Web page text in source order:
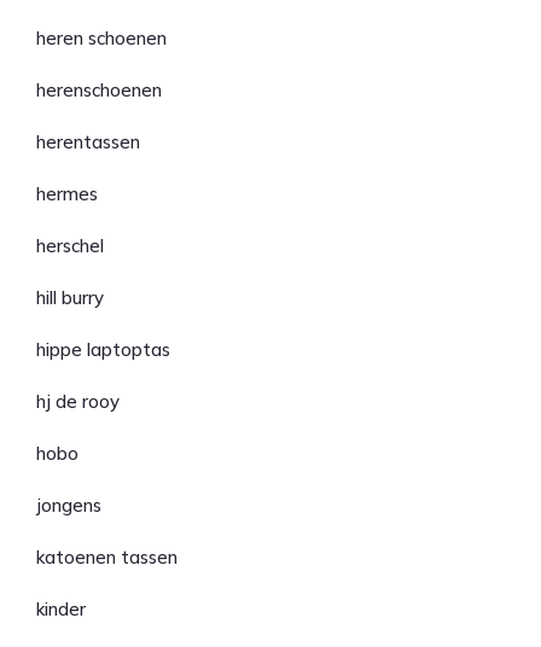
heren schoenen
herenschoenen
herentassen
hermes
herschel
hill burry
hippe laptoptas
hj de rooy
hobo
jongens
katoenen tassen
kinder